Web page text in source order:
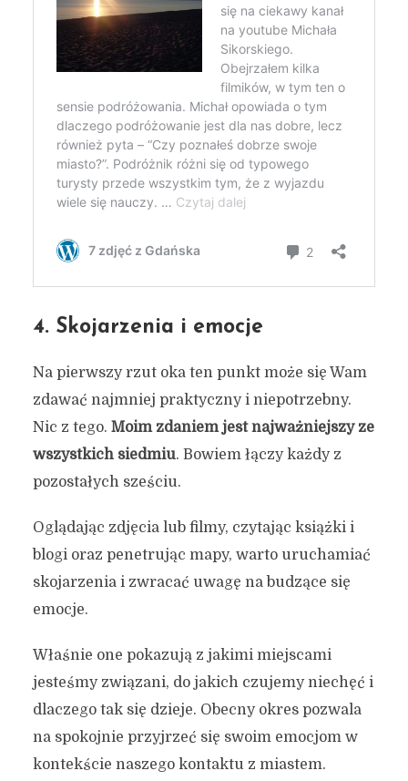
Jak poznawać miasto, nie
łatwych i skutecznych
sposobów
9 kwietnia 2020
4 min czytania
4. Skojarzenia i emocje
Na pierwszy rzut oka ten punkt może się Wam
zdawać najmniej praktyczny i niepotrzebny.
Nic z tego. Moim zdaniem jest najważniejszy ze
wszystkich siedmiu. Bowiem łączy każdy z
pozostałych sześciu.
Oglądając zdjęcia lub filmy, czytając książki i
blogi oraz penetrując mapy, warto uruchamiać
skojarzenia i zwracać uwagę na budzące się
emocje.
Właśnie one pokazują z jakimi miejscami
jesteśmy związani, do jakich czujemy niechęć i
dlaczego tak się dzieje. Obecny okres pozwala
na spokojnie przyjrzeć się swoim emocjom w
kontekście naszego kontaktu z miastem.